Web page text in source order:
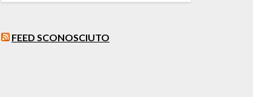
FEED SCONOSCIUTO